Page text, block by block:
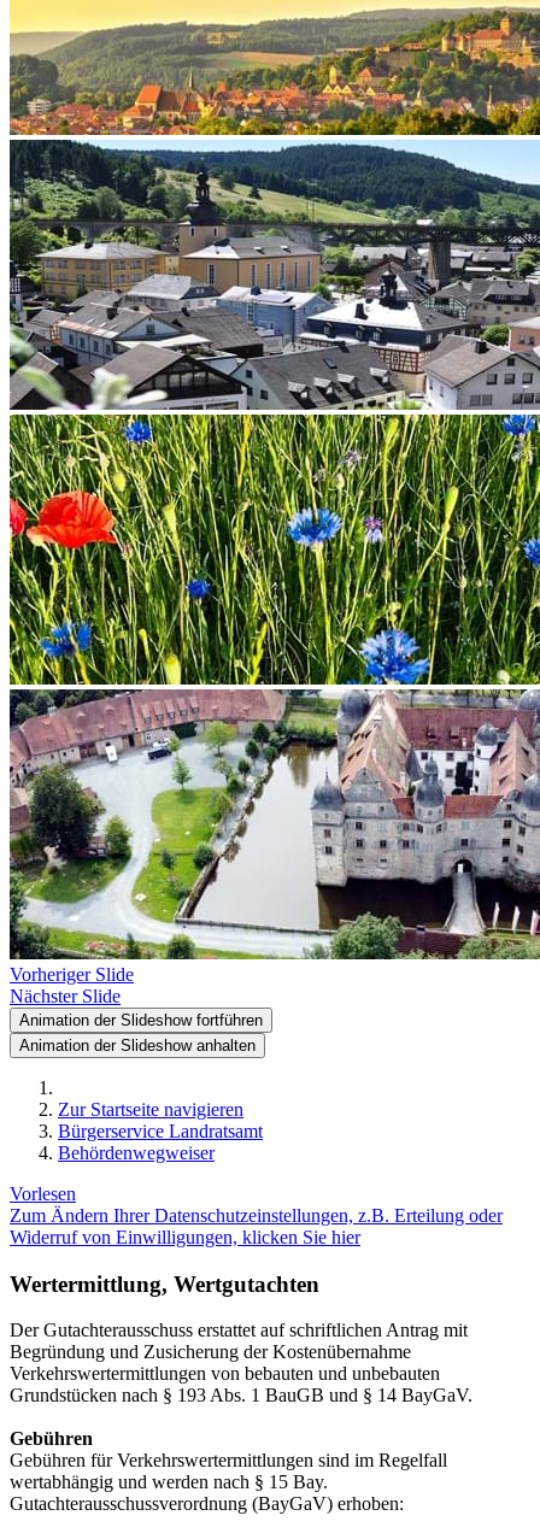
Vorheriger Slide
Nächster Slide
Animation der Slideshow fortführen
Animation der Slideshow anhalten
Zur Startseite navigieren
Bürgerservice Landratsamt
Behördenwegweiser
Vorlesen
Zum Ändern Ihrer Datenschutzeinstellungen, z.B. Erteilung oder
Widerruf von Einwilligungen, klicken Sie hier
Wertermittlung, Wertgutachten
Der Gutachterausschuss erstattet auf schriftlichen Antrag mit
Begründung und Zusicherung der Kostenübernahme
Verkehrswertermittlungen von bebauten und unbebauten
Grundstücken nach § 193 Abs. 1 BauGB und § 14 BayGaV.
Gebühren
Gebühren für Verkehrswertermittlungen sind im Regelfall
wertabhängig und werden nach § 15 Bay.
Gutachterausschussverordnung (BayGaV) erhoben: